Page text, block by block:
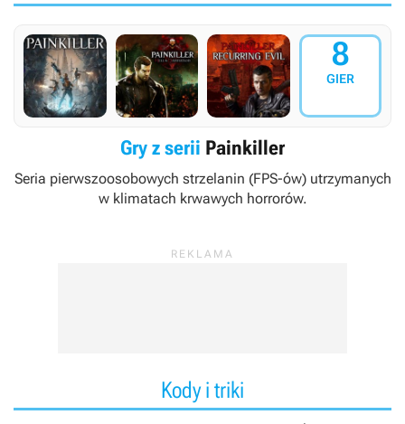
8
GIER
Gry z serii Painkiller
Seria pierwszoosobowych strzelanin (FPS-ów) utrzymanych
w klimatach krwawych horrorów.
Kody i triki